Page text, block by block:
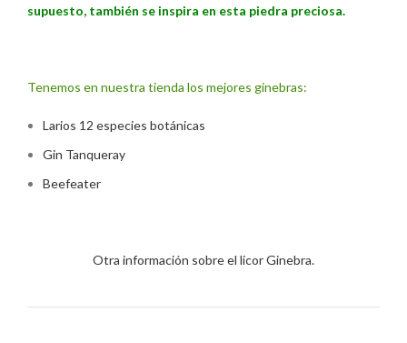
supuesto, también se inspira en esta piedra preciosa.
Tenemos en nuestra tienda los mejores ginebras:
Larios 12 especies botánicas
Gin Tanqueray
Beefeater
Otra información sobre el licor Ginebra.